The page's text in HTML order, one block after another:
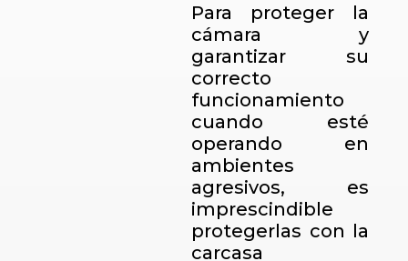
Para proteger la
cámara y
garantizar su
correcto
funcionamiento
cuando esté
operando en
ambientes
agresivos, es
imprescindible
protegerlas con la
carcasa